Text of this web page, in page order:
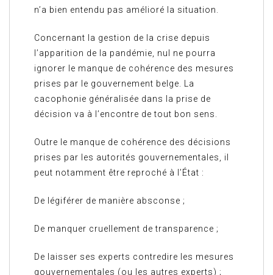
n’a bien entendu pas amélioré la situation.
Concernant la gestion de la crise depuis
l’apparition de la pandémie, nul ne pourra
ignorer le manque de cohérence des mesures
prises par le gouvernement belge. La
cacophonie généralisée dans la prise de
décision va à l’encontre de tout bon sens.
Outre le manque de cohérence des décisions
prises par les autorités gouvernementales, il
peut notamment être reproché à l’État :
De légiférer de manière absconse ;
De manquer cruellement de transparence ;
De laisser ses experts contredire les mesures
gouvernementales (ou les autres experts) ;